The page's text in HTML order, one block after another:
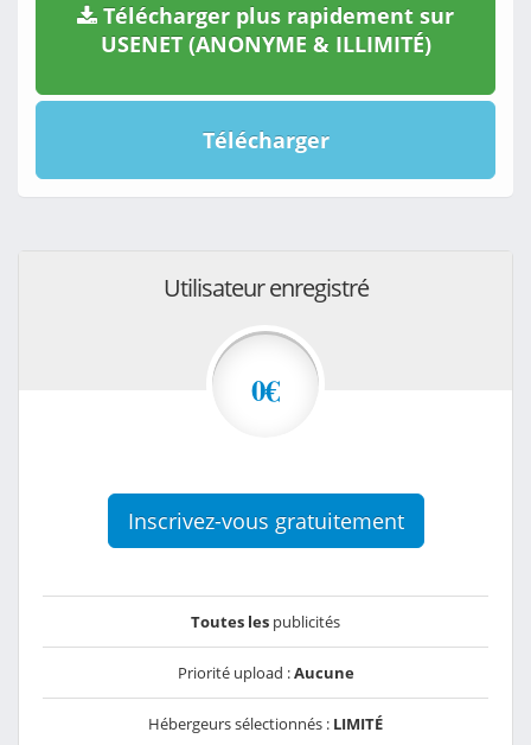
Télécharger plus rapidement sur
USENET (ANONYME & ILLIMITÉ)
Télécharger
Utilisateur enregistré
0€
Inscrivez-vous gratuitement
Toutes les publicités
Priorité upload :Aucune
Hébergeurs sélectionnés : LIMITÉ